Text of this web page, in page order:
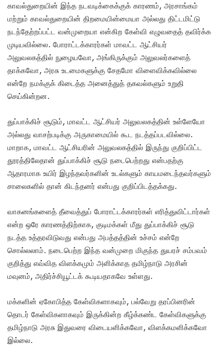
காவல்துறையின் இந்த நடவடிக்கைக்குக் காரணம், அரசாங்கம்
மற்றும் காவல்துறையின் திறமையின்மையா அல்லது திட்டமிட்டு
நடந்தேற்றப்பட்ட வன்முறையா என்கிற கேள்வி எழுவதைத் தவிர்க்க
முடியவில்லை. போராட்டக்காரர்கள் மாவட்ட ஆட்சியர்
அலுவலகத்தில் நுழையவோ, அங்கிருக்கும் அலுவலர்களைத்
தாக்கவோ, அரசு உடமைகளுக்கு சேதமோ விளைவிக்கவில்லை
என்றே நமக்குக் கிடைத்த அனைத்துத் தகவல்களும் உறுதி
செய்கின்றன.
துப்பாக்கிச் சூடும், மாவட்ட ஆட்சியர் அலுவலகத்தின் உள்ளேயோ
அல்லது வாசற்படிக்கு அருகாமையில் கூட நடத்தப்படவில்லை.
மாறாக, மாவட்ட ஆட்சியரின் அலுவலகத்தில் இருந்து குறிப்பிட்ட
தூரத்திலேதான் துப்பாக்கிச் சூடு நடைபெற்றது என்பதற்கு
ஆதாரமாக உயிர் இழந்தவர்களின் உடல்களும் காயமடைந்தவர்களும்
சாலைகளில் தான் கிடந்தனர் என்பது குறிப்பிடத்தக்கது.
வாகனங்களைத் தீவைத்துப் போராட்டக்காரர்கள் எரித்துவிட்டார்கள்
என்ற ஒரே காரணத்திற்காக, குடிமக்கள் மீது துப்பாக்கிச் சூடு
நடத்த உத்தரவிடுவது என்பது அபத்தத்தின் உச்சம் என்றே
சொல்லலாம். நடைபெற்ற இந்த வன்முறை மிகுந்த துயரச் சம்பவம்
குறித்து எவ்வித விளக்கமும் அளிக்காத தமிழ்நாடு அரசின்
மவுனம், அதிர்ச்சியூட்டக் கூடியதாகவே உள்ளது.
மக்களின் ஏகோபித்த கேள்விகளாகவும், பல்வேறு தரப்பினரின்
தொடர் கேள்விகளாகவும் இருக்கின்ற கீழ்க்கண்ட கேள்விகளுக்கு
தமிழ்நாடு அரசு இதுவரை விடையளிக்கவோ, விளக்கமளிக்கவோ
இல்லை.